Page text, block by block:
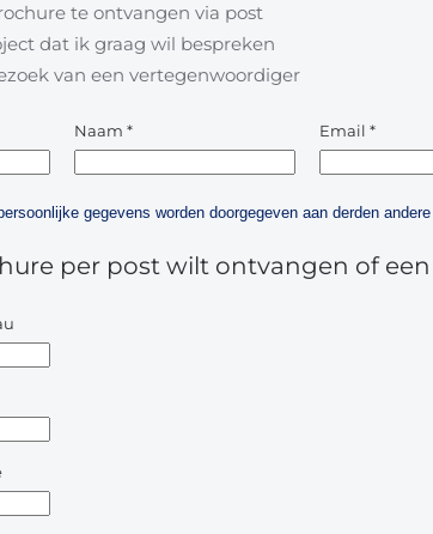
te ontvangen via post
dat ik graag wil bespreken
van een vertegenwoordiger
Naam * Email *
gegevens worden doorgegeven aan derden
per post wilt ontvangen of